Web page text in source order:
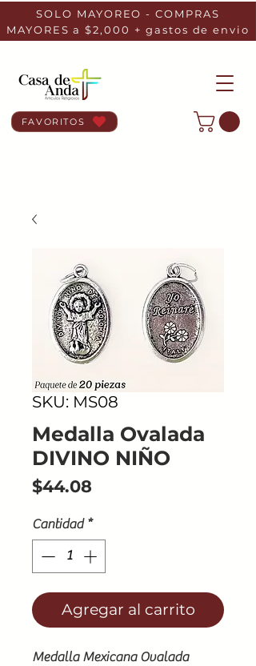
SOLO MAYOREO - COMPRAS
MAYORES a $2,000 + gastos de envio
FAVORITOS
SKU: MS08
Medalla Ovalada
DIVINO NIÑO
$44.08
Cantidad *
Agregar al carrito
Medalla Mexicana Ovalada